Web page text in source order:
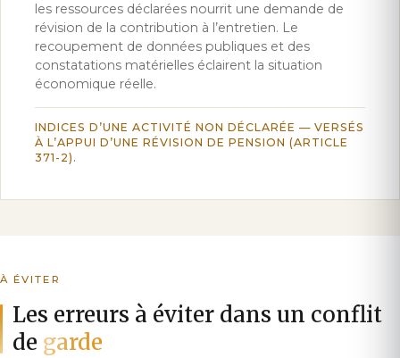
les ressources déclarées nourrit une demande de
révision de la contribution à l’entretien. Le
recoupement de données publiques et des
constatations matérielles éclairent la situation
économique réelle.
INDICES D’UNE ACTIVITÉ NON DÉCLARÉE — VERSÉS
À L’APPUI D’UNE RÉVISION DE PENSION (ARTICLE
371-2).
À ÉVITER
Les erreurs à éviter dans un conflit
de garde